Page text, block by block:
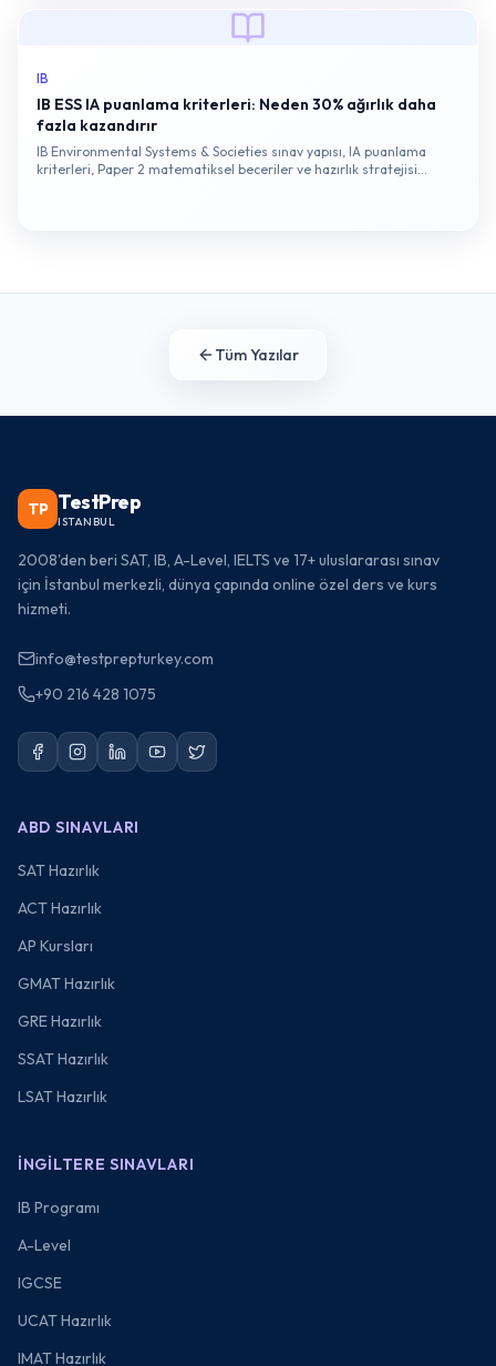
IB
IB ESS IA puanlama kriterleri: Neden 30% ağırlık daha
fazla kazandırır
IB Environmental Systems & Societies sınav yapısı, IA puanlama
kriterleri, Paper 2 matematiksel beceriler ve hazırlık stratejisi
Tüm Yazılar
TP TestPrep
ISTANBUL
2008'den beri SAT, IB, A-Level, IELTS ve 17+ uluslararası sınav
için İstanbul merkezli, dünya çapında online özel ders ve kurs
hizmeti.
info@testprepturkey.com
+90 216 428 1075
ABD SINAVLARI
SAT Hazırlık
ACT Hazırlık
AP Kursları
GMAT Hazırlık
GRE Hazırlık
SSAT Hazırlık
LSAT Hazırlık
İNGILTERE SINAVLARI
IB Programı
A-Level
IGCSE
UCAT Hazırlık
IMAT Hazırlık